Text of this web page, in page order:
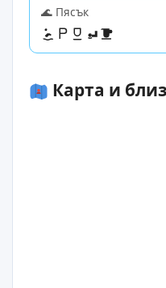
🌊 Пясък
Карта и